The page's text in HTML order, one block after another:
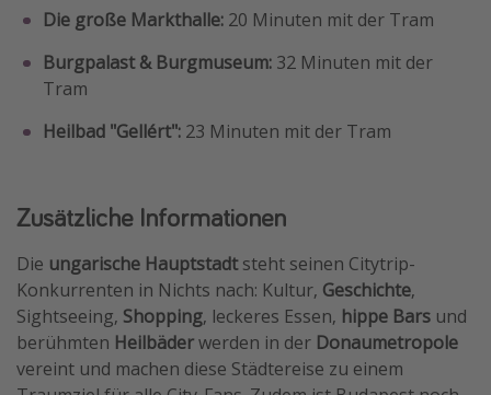
Die große Markthalle: 20 Minuten mit der Tram
Burgpalast & Burgmuseum: 32 Minuten mit der
Tram
Heilbad "Gellért": 23 Minuten mit der Tram
Zusätzliche Informationen
Die ungarische Hauptstadtsteht seinen Citytrip-
Konkurrenten in Nichts nach: Kultur, Geschichte,
Sightseeing, Shopping, leckeres Essen, hippe Bars und
berühmten Heilbäderwerden in der Donaumetropole
vereint und machen diese Städtereise zu einem